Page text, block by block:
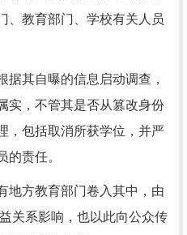
、教育部门、学校有关人员
其自曝的信息启动调查，
实，不管其是否从篡改身份
，包括取消所获学位，并严
的责任。
方教育部门卷入其中，由
关系影响，也以此向公众传